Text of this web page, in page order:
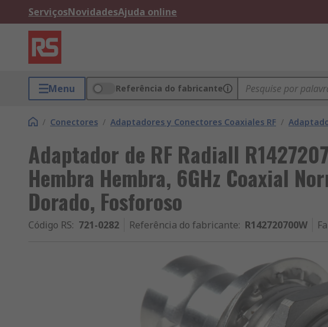
ServiçosNovidadesAjuda online
Menu Referência do fabricante
/ Conectores / Adaptadores y Conectores Coaxiales RF /
Adaptador de RF Radiall
Hembra Hembra, 6GHz Coaxial
Dorado, Fosforoso
Código RS: 721-0282 Referência do fabricante: R142720700W